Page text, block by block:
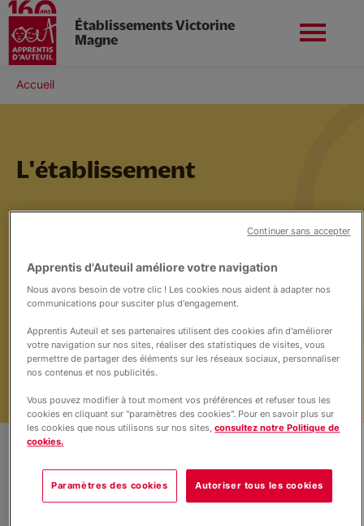
Établissements Victorine
Magne
Nos formations
Nos projets
Informations
Actualités
Fil
d'Ariane
Accueil
L'établissement
Apprentis d'Auteuil améliore votre navigation
Nous avons besoin de votre clic ! Les cookies nous aident à adapter nos
communications pour susciter plus d'engagement.
Apprentis Auteuil et ses partenaires utilisent des cookies afin d'améliorer
votre navigation sur nos sites, réaliser des statistiques de visites, vous
permettre de partager des éléments sur les réseaux sociaux, personnaliser
nos contenus et nos publicités.
Vous pouvez modifier à tout moment vos préférences et refuser tous les
cookies en cliquant sur "paramètres des cookies". Pour en savoir plus sur
les cookies que nous utilisons sur nos sites,consultez notre Politique de
cookies.
Paramètres des cookies Autoriser tous les cookies
Continuer sans accepter